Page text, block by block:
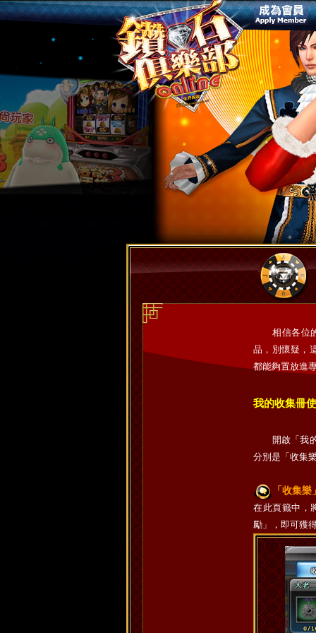
相信各位的
品，別懷疑，
都能夠置放進
我的收集冊
開啟「我的
分別是「收集
「收集樂
在此頁籤中，
勵」，即可獲